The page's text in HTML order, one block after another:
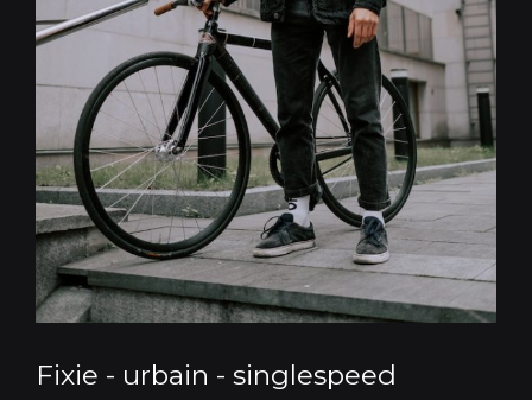
Fixie - urbain - singlespeed